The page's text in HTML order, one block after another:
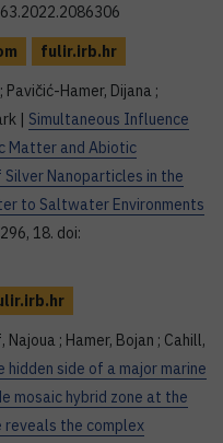
fulir.irb.hr
Hamer, Dijana ;
| Simultaneous Influence
Matter and Abiotic
Nanoparticles in the
to Saltwater Environments
18. doi:
; Hamer, Bojan ; Cahill,
hidden side of a major marine
mosaic hybrid zone at the
the complex